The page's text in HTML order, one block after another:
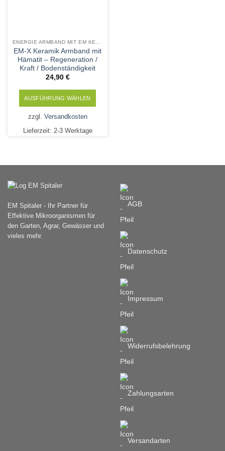
EM-X Keramik Armband mit
Hämatit – Regeneration /
Kraft / Bodenständigkeit
24,90 €
AUSFÜHRUNG WÄHLEN
weist
auf.
Optionen
auf
der
Produktseite
zzgl. Versandkosten
Lieferzeit: 2-3 Werktage
EM Spitaler - Ihr Partner für
Effektive Mikroorganismen für
den Garten, Agrar, Gewässer und
vieles mehr.
AGB
Datenschutz
Impressum
Widerrufsbelehrung
Zahlungsarten
Versandarten